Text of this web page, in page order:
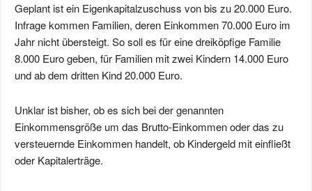
Geplant ist ein Eigenkapitalzuschuss von bis zu 20.000 Euro.
Infrage kommen Familien, deren Einkommen 70.000 Euro im
Jahr nicht übersteigt. So soll es für eine dreiköpfige Familie
8.000 Euro geben, für Familien mit zwei Kindern 14.000 Euro
und ab dem dritten Kind 20.000 Euro.
Unklar ist bisher, ob es sich bei der genannten
Einkommensgröße um das Brutto-Einkommen oder das zu
versteuernde Einkommen handelt, ob Kindergeld mit einfließt
oder Kapitalerträge.